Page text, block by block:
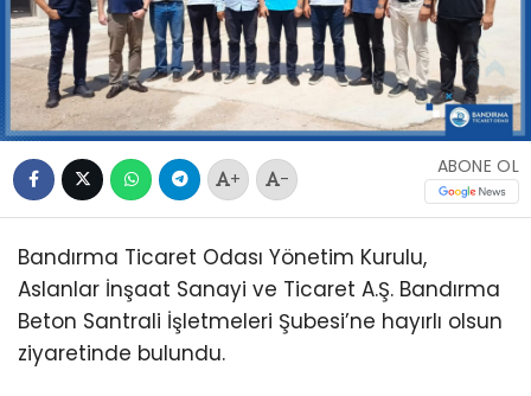
+ -
ABONE OL
Bandırma Ticaret Odası Yönetim Kurulu,
Aslanlar İnşaat Sanayi ve Ticaret A.Ş. Bandırma
Beton Santrali İşletmeleri Şubesi’ne hayırlı olsun
ziyaretinde bulundu.